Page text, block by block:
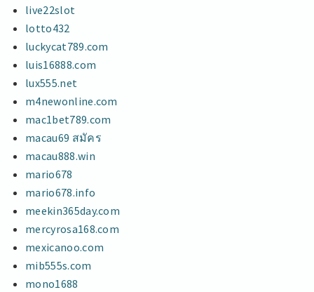
live22slot
lotto432
luckycat789.com
luis16888.com
lux555.net
m4newonline.com
mac1bet789.com
macau69 สมัคร
macau888.win
mario678
mario678.info
meekin365day.com
mercyrosa168.com
mexicanoo.com
mib555s.com
mono1688